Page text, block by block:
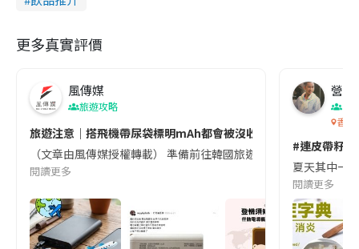
更多真實評價
風傳媒
旅遊攻略
旅遊注意｜搭飛機帶尿袋標明mAh都會被沒收😱出發前切記檢查
（文章由風傳媒授權轉載） 準備前往韓國旅遊的民眾，近期要
閱讀更多
營養
香港
#連皮帶籽
夏天其中一
閱讀更多